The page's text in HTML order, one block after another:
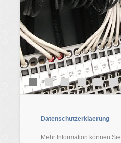
Datenschutzerklaerung
Mehr Information können Sie